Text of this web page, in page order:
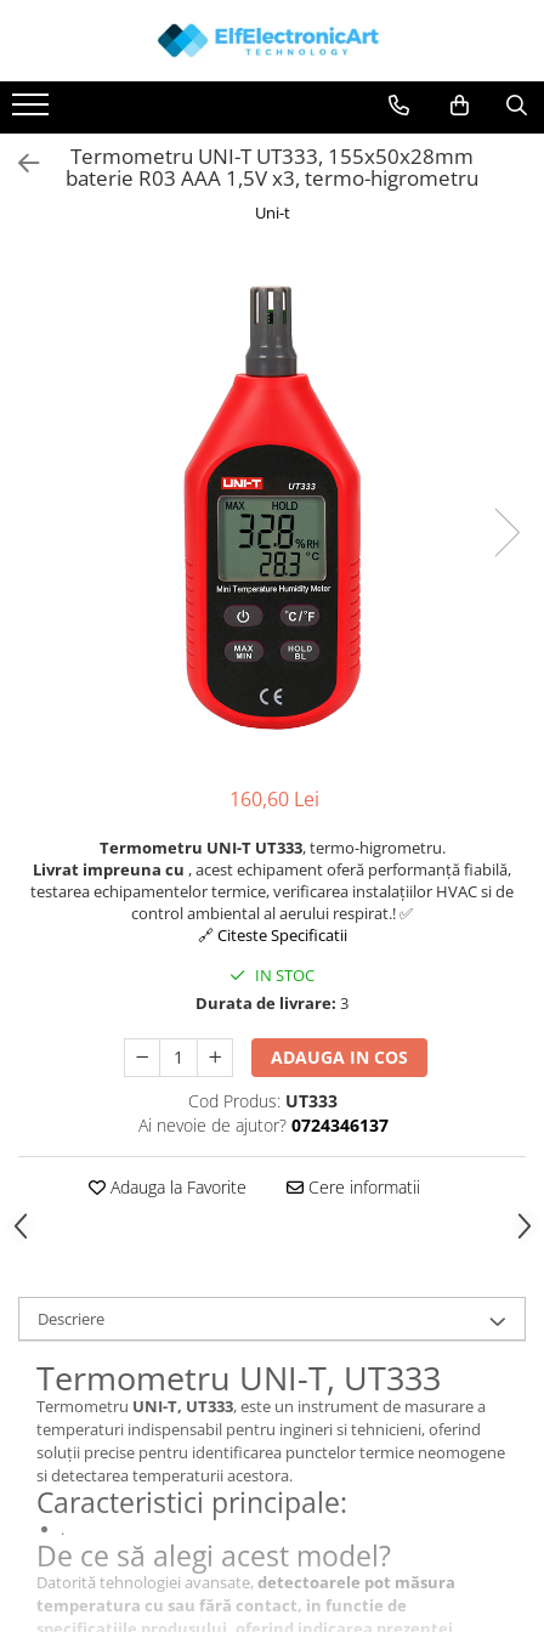
Toate Produsele
Audio
Auto
Instrumente de masura si control
Osciloscoape AXIOMET
Osciloscoape B&K PRECISION
Osciloscoape GW INSTEK
Osciloscoape HANTEK
Osciloscoape KEYSIGHT
Osciloscoape TELEDYNE LECROY
Osciloscoape UNI-T
Termometru UNI-T UT333, 155x50x28mm
baterie R03 AAA 1,5V x3, termo-higrometru
Uni-t
160,60 Lei
Termometru UNI-T UT333, termo-higrometru.
Livrat impreuna cu , acest echipament oferă performanță fiabilă,
testarea echipamentelor termice, verificarea instalațiilor HVAC si de
control ambiental al aerului respirat.! ✅
🔗 Citeste Specificatii
IN STOC
Durata de livrare: 3
ADAUGA IN COS
Cod Produs: UT333
Ai nevoie de ajutor? 0724346137
Adauga la Favorite Cere informatii
Descriere
Termometru UNI-T, UT333
Termometru UNI-T, UT333, este un instrument de masurare a
temperaturi indispensabil pentru ingineri si tehnicieni, oferind
soluții precise pentru identificarea punctelor termice neomogene
si detectarea temperaturii acestora.
Caracteristici principale:
.
De ce să alegi acest model?
Datorită tehnologiei avansate, detectoarele pot măsura
temperatura cu sau fără contact, in functie de